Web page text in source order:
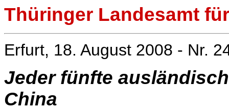
Thüringer Landesamt
Erfurt, 18. August 2008 - Nr.
Jeder fünfte
China